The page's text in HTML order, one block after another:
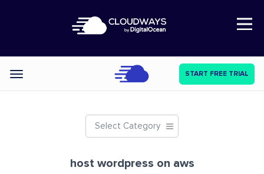
Open Nav
Categories START FREE TRIAL
Select Category
host wordpress on aws